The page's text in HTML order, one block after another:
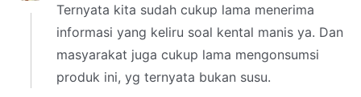
Ternyata kita sudah cukup lama menerima
informasi yang keliru soal kental manis ya. Dan
masyarakat juga cukup lama mengonsumsi
produk ini, yg ternyata bukan susu.